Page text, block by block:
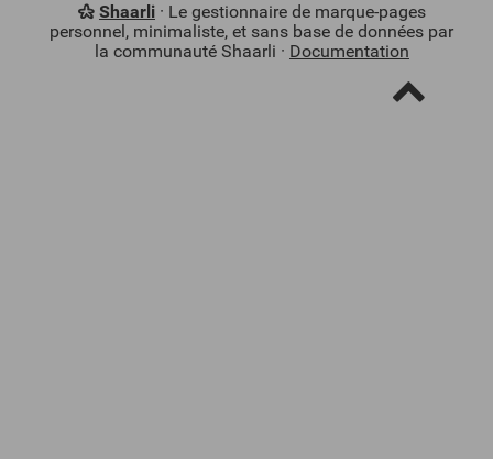
Shaarli· Le gestionnaire de marque-pages
personnel, minimaliste, et sans base de données par
la communauté Shaarli · Documentation